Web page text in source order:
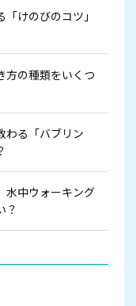
けのびのコツ」
方の種類をいくつ
わる「バブリン
水中ウォーキング
？